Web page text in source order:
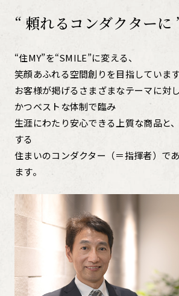
“ 頼れるコンダクターに
“住MY”を“SMILE”に変える、
笑顔あふれる空間創りを目指しています
お客様が掲げるさまざまなテーマに対
かつベストな体制で臨み
生涯にわたり安心できる上質な商品と
する
住まいのコンダクター（＝指揮者）で
ます。